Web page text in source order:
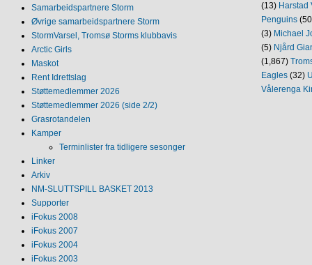
Samarbeidspartnere Storm
Øvrige samarbeidspartnere Storm
StormVarsel, Tromsø Storms klubbavis
Arctic Girls
Maskot
Rent Idrettslag
Støttemedlemmer 2026
Støttemedlemmer 2026 (side 2/2)
Grasrotandelen
Kamper
Terminlister fra tidligere sesonger
Linker
Arkiv
NM‐SLUTTSPILL BASKET 2013
Supporter
iFokus 2008
iFokus 2007
iFokus 2004
iFokus 2003
(13) Harstad
Penguins
(3) Michael
(5) Njård
(1,867)
Eagles (32)
Vålerenga